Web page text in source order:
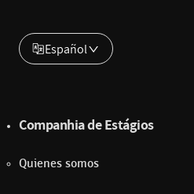
Companhia de Estágios
Quienes somos
Español